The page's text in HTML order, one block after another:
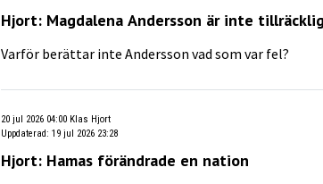
Hjort: Magdalena Andersson är inte
Varför berättar inte Andersson vad som var fel?
20 jul 2026 04:00 Klas Hjort
Uppdaterad:19 jul 2026 23:28
Hjort: Hamas förändrade en nation